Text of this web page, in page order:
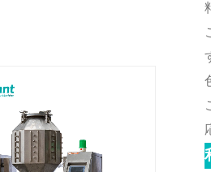
自動供給システムを採用
ター（0～300r/min）で
駆動されるフレキシブル
スクリューコンベアで原